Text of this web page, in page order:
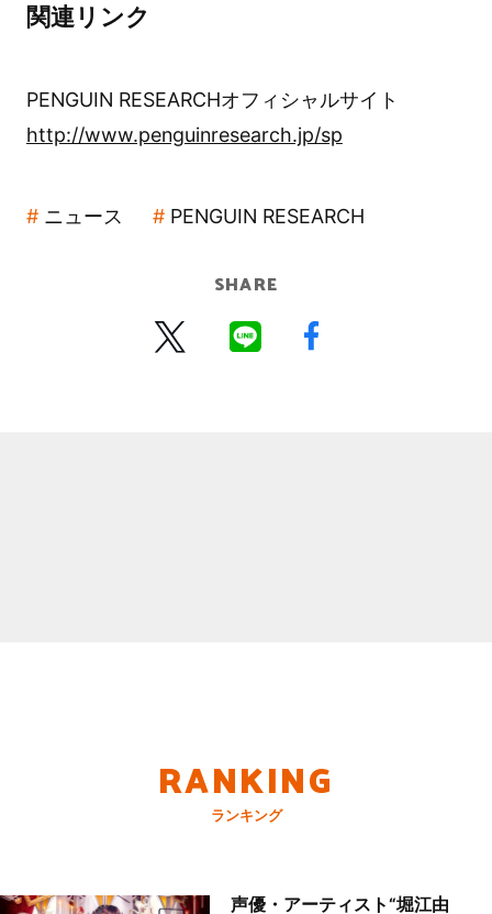
関連リンク
PENGUIN RESEARCHオフィシャルサイト
http://www.penguinresearch.jp/sp
ニュース PENGUIN RESEARCH
SHARE
RANKING
ランキング
声優・アーティスト“堀江由